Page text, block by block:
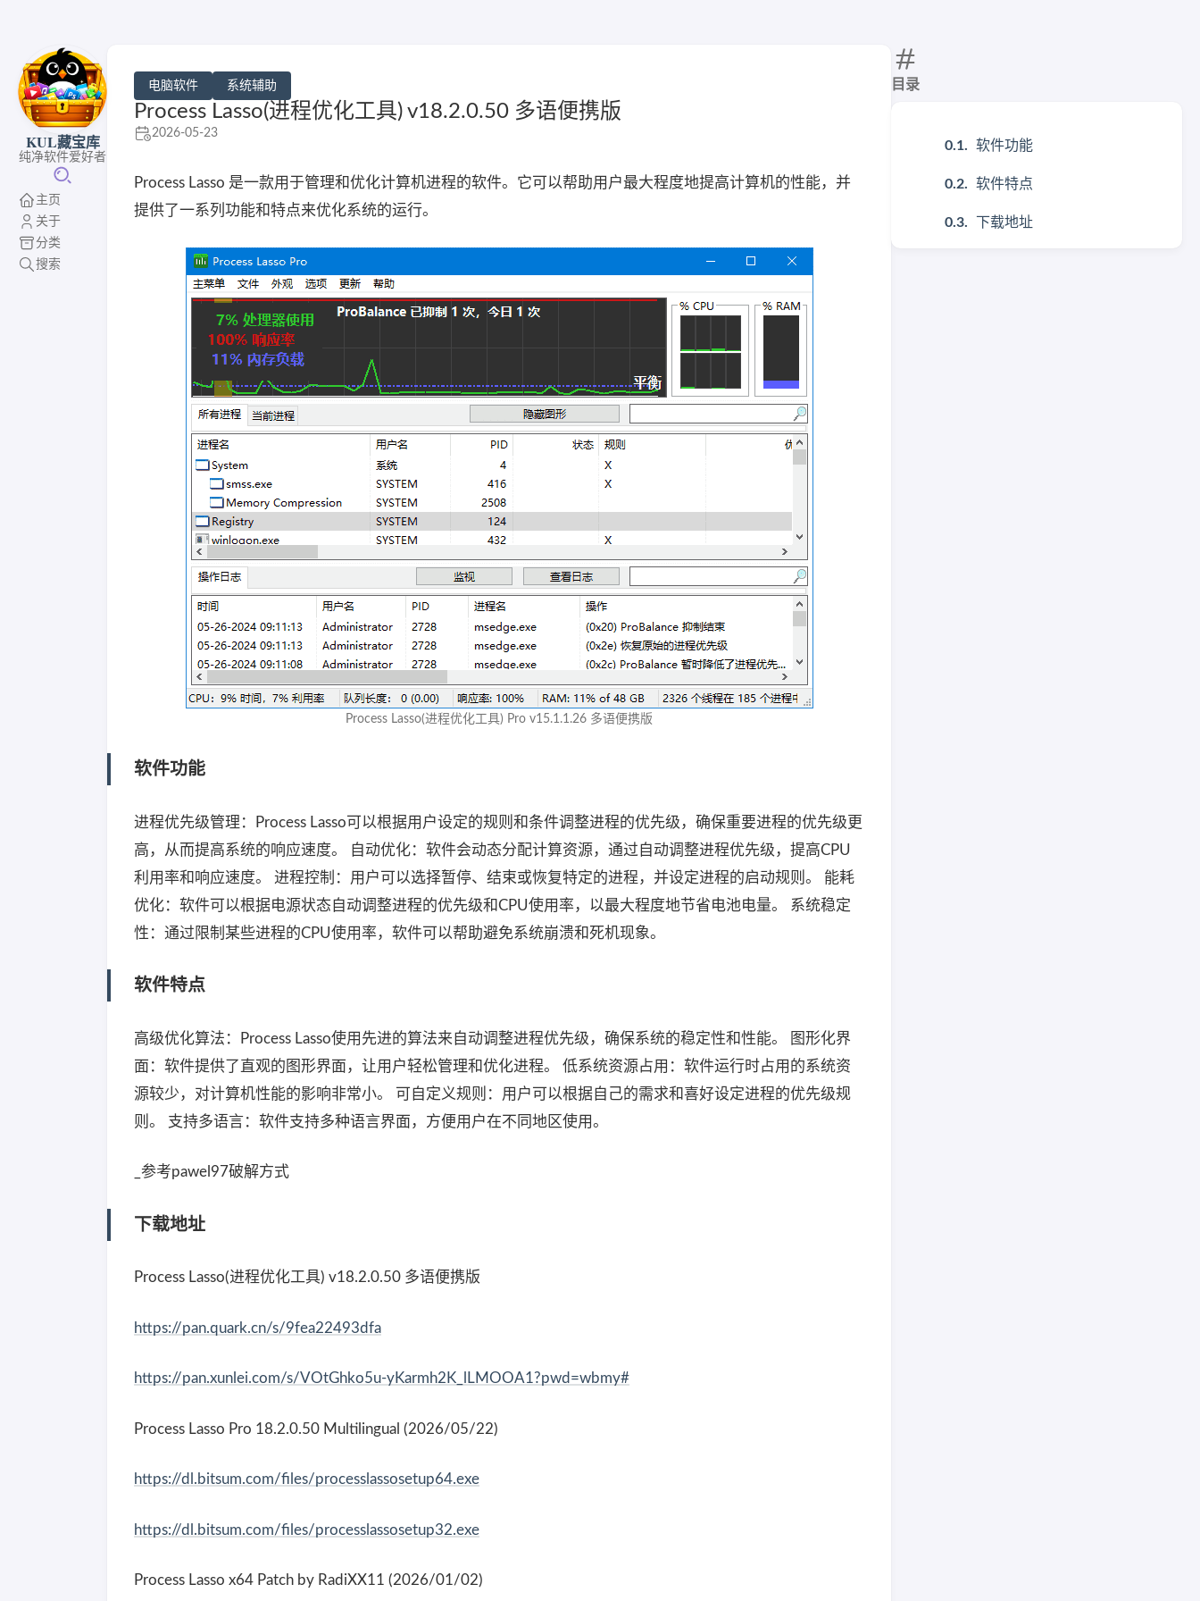
KUL藏宝库
纯净软件爱好者
主页
关于
分类
搜索
目录
软件功能
软件特点
下载地址
电脑软件 系统辅助
Process Lasso(进程优化工具) v18.2.0.50 多语便携版
2026-05-23
Process Lasso 是一款用于管理和优化计算机进程的软件。它可以帮助用户最大程度地提高计算机的性能，并
提供了一系列功能和特点来优化系统的运行。
Process Lasso(进程优化工具) Pro v15.1.1.26 多语便携版
软件功能
进程优先级管理：Process Lasso可以根据用户设定的规则和条件调整进程的优先级，确保重要进程的优先级更
高，从而提高系统的响应速度。 自动优化：软件会动态分配计算资源，通过自动调整进程优先级，提高CPU
利用率和响应速度。 进程控制：用户可以选择暂停、结束或恢复特定的进程，并设定进程的启动规则。 能耗
优化：软件可以根据电源状态自动调整进程的优先级和CPU使用率，以最大程度地节省电池电量。 系统稳定
性：通过限制某些进程的CPU使用率，软件可以帮助避免系统崩溃和死机现象。
软件特点
高级优化算法：Process Lasso使用先进的算法来自动调整进程优先级，确保系统的稳定性和性能。 图形化界
面：软件提供了直观的图形界面，让用户轻松管理和优化进程。 低系统资源占用：软件运行时占用的系统资
源较少，对计算机性能的影响非常小。 可自定义规则：用户可以根据自己的需求和喜好设定进程的优先级规
则。 支持多语言：软件支持多种语言界面，方便用户在不同地区使用。
_参考pawel97破解方式
下载地址
Process Lasso(进程优化工具) v18.2.0.50 多语便携版
https://pan.quark.cn/s/9fea22493dfa
https://pan.xunlei.com/s/VOtGhko5u-yKarmh2K_lLMOOA1?pwd=wbmy#
Process Lasso Pro 18.2.0.50 Multilingual (2026/05/22)
https://dl.bitsum.com/files/processlassosetup64.exe
https://dl.bitsum.com/files/processlassosetup32.exe
Process Lasso x64 Patch by RadiXX11 (2026/01/02)